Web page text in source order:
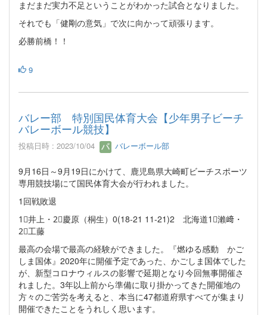
まだまだ実力不足ということがわかった試合となりました。
それでも「健剛の意気」で次に向かって頑張ります。
必勝前橋！！
9
バレー部 特別国民体育大会【少年男子ビーチ
バレーボール競技】
投稿日時 : 2023/10/04 バレーボール部
9月16日～9月19日にかけて、鹿児島県大崎町ビーチスポーツ
専用競技場にて国民体育大会が行われました。
1回戦敗退
1⃣井上・2⃣慶原（桐生）0(18-21 11-21)2 北海道1⃣瀨﨑・
2⃣工藤
最高の会場で最高の経験ができました。『燃ゆる感動 かご
しま国体』2020年に開催予定であった、かごしま国体でした
が、新型コロナウィルスの影響で延期となり今回無事開催さ
れました。3年以上前から準備に取り掛かってきた開催地の
方々のご苦労を考えると、本当に47都道府県すべてが集まり
開催できたことをうれしく思います。